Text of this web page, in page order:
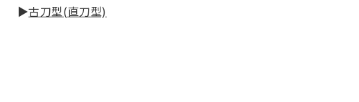
▶古刀型(直刀型)